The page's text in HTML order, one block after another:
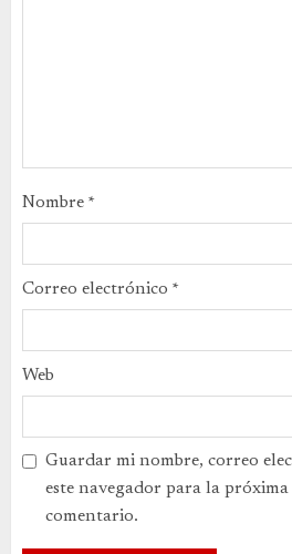
Nombre *
Correo electrónico *
Web
Guardar mi nombre, correo
este navegador para la
comentario.